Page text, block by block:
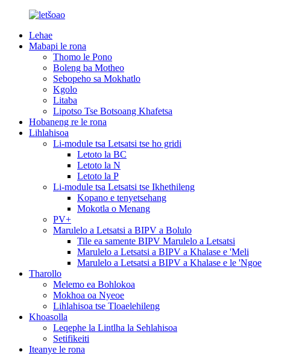
Lehae
Mabapi le rona
Thomo le Pono
Boleng ba Motheo
Sebopeho sa Mokhatlo
Kgolo
Litaba
Lipotso Tse Botsoang Khafetsa
Hobaneng re le rona
Lihlahisoa
Li-module tsa Letsatsi tse ho gridi
Letoto la BC
Letoto la N
Letoto la P
Li-module tsa Letsatsi tse Ikhethileng
Kopano e tenyetsehang
Mokotla o Menang
PV+
Marulelo a Letsatsi a BIPV a Bolulo
Tile ea samente BIPV Marulelo a Letsatsi
Marulelo a Letsatsi a BIPV a Khalase e 'Meli
Marulelo a Letsatsi a BIPV a Khalase e le 'Ngoe
Tharollo
Melemo ea Bohlokoa
Mokhoa oa Nyeoe
Lihlahisoa tse Tloaelehileng
Khoasolla
Leqephe la Lintlha la Sehlahisoa
Setifikeiti
Iteanye le rona